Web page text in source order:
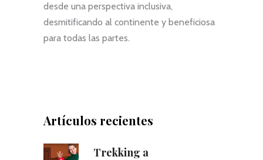
desde una perspectiva inclusiva,
desmitificando al continente y beneficiosa
para todas las partes.
Artículos recientes
Trekking a